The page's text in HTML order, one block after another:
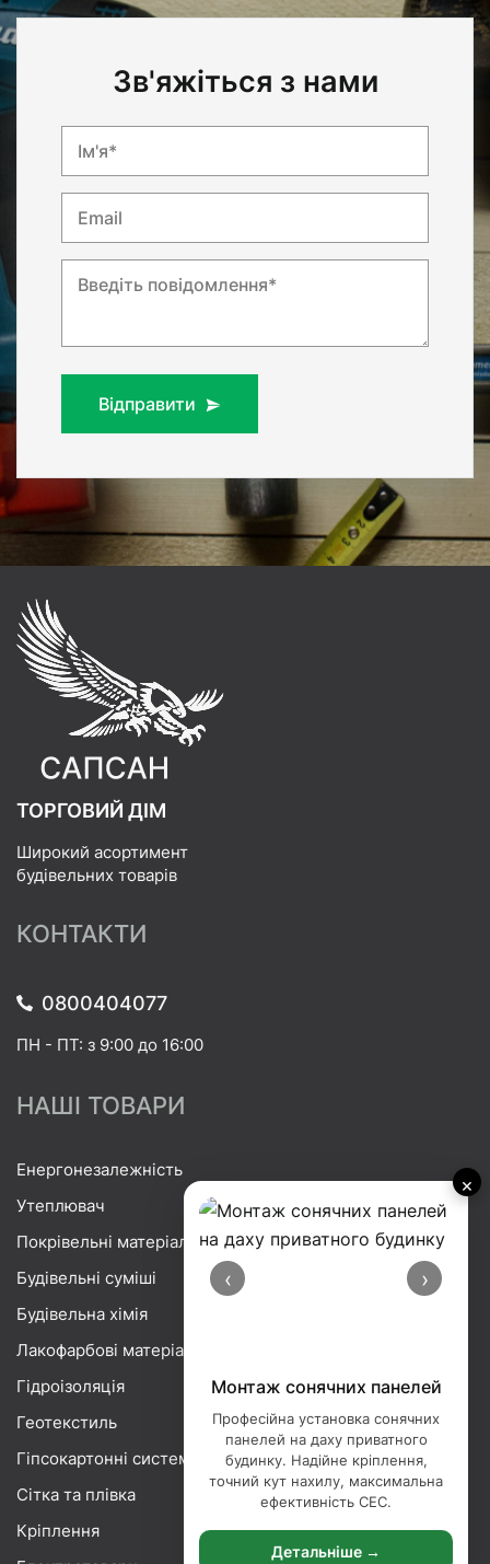
×
‹ ›
Монтаж сонячних панелей
Професійна установка сонячних
панелей на даху приватного
будинку. Надійне кріплення,
точний кут нахилу, максимальна
ефективність СЕС.
Детальніше →
Зв'яжіться з нами
Ім'я*
Email
Введіть повідомлення*
Відправити
ТОРГОВИЙ ДІМ
Широкий асортимент
будівельних товарів
КОНТАКТИ
0800404077
ПН - ПТ: з 9:00 до 16:00
НАШІ ТОВАРИ
Енергонезалежність
Утеплювач
Покрівельні матеріали
Будівельні суміші
Будівельна хімія
Лакофарбові матеріали
Гідроізоляція
Геотекстиль
Гіпсокартонні системи
Сітка та плівка
Кріплення